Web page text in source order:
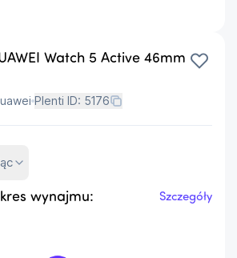
Watch 5 Active 46mm
Plenti ID: 5176
wynajmu: Szczegóły